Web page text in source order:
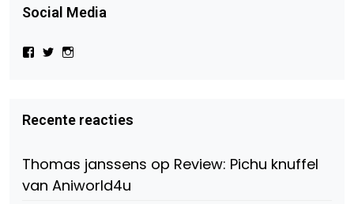
Social Media
Bekijk
Beauty-
147775071915783/?
Facebook
Bekijk
op
Twitter
op
Instagram
Recente reacties
Thomas janssens op Review: Pichu knuffel
van Aniworld4u